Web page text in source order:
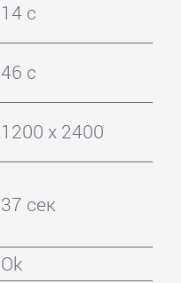
14 с
46 с
1200 x 2400
37 сек
Ok